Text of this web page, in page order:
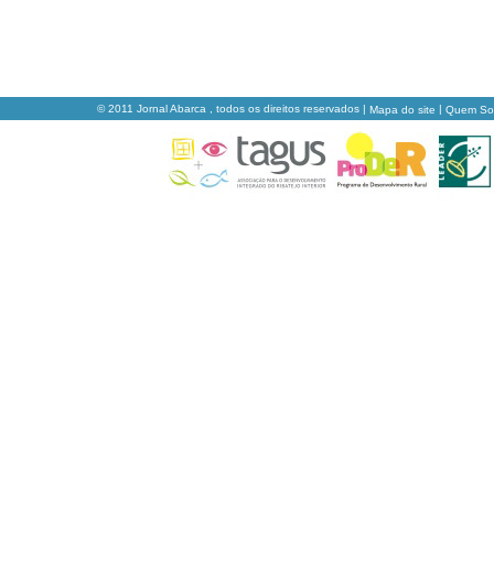
© 2011 Jornal Abarca , todos os direitos reservados | Mapa do site | Quem